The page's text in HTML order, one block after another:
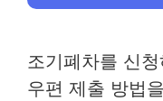
조기폐차를 신
우편 제출 방법